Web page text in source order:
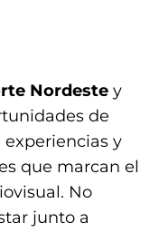
Nordeste y
de
y
que marcan el
No
junto a